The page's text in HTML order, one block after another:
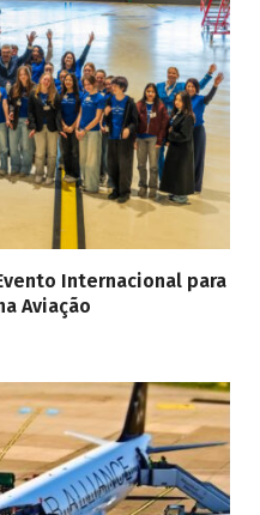
Internacional para
Aviação